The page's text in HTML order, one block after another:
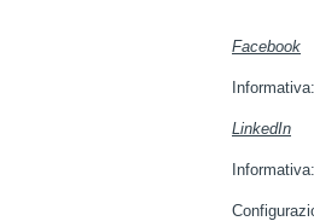
Facebook
Informativa:
LinkedIn
Informativa: